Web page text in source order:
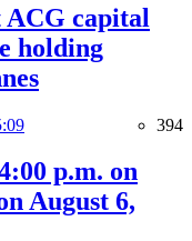
ACG capital
holding
394
p.m. on
August 6,